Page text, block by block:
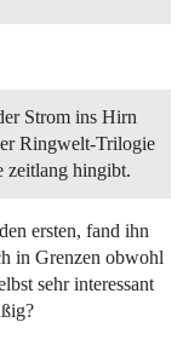
Strom ins Hirn
Ringwelt-Trilogie
zeitlang hingibt.
ersten, fand ihn
in Grenzen obwohl
sehr interessant